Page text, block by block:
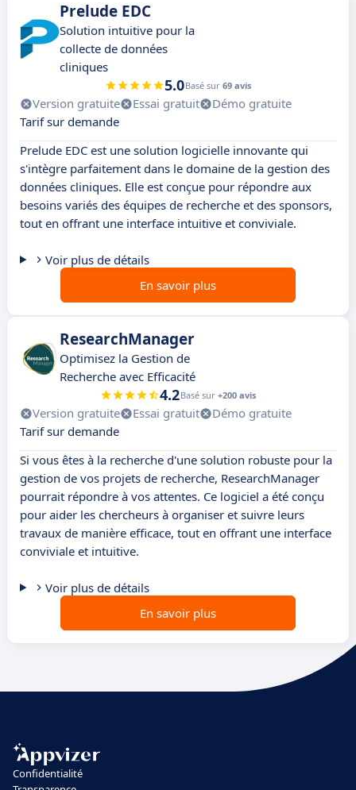
Prelude EDC
Solution intuitive pour la
collecte de données
cliniques
5.0Basé sur 69 avis
Version gratuite Essai gratuit
Démo gratuite
Tarif sur demande
Prelude EDC est une solution logicielle innovante qui
s'intègre parfaitement dans le domaine de la gestion des
données cliniques. Elle est conçue pour répondre aux
besoins variés des équipes de recherche et des sponsors,
tout en offrant une interface intuitive et conviviale.
Voir plus de détails
En savoir plus
ResearchManager
Optimisez la Gestion de
Recherche avec Efficacité
4.2Basé sur +200 avis
Version gratuite Essai gratuit
Démo gratuite
Tarif sur demande
Si vous êtes à la recherche d'une solution robuste pour la
gestion de vos projets de recherche, ResearchManager
pourrait répondre à vos attentes. Ce logiciel a été conçu
pour aider les chercheurs à organiser et suivre leurs
travaux de manière efficace, tout en offrant une interface
conviviale et intuitive.
Voir plus de détails
En savoir plus
Confidentialité